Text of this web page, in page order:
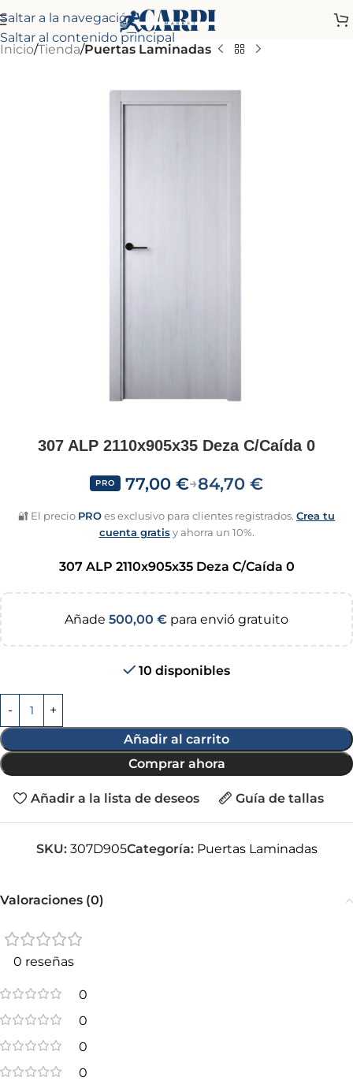
Saltar a la navegación
Saltar al contenido principal
Inicio Tienda Puertas Laminadas
307 ALP 2110x905x35 Deza C/Caída 0
PRO 77,00 €→84,70 €
🔐 El precio PROes exclusivo para clientes registrados. Crea tu
cuenta gratisy ahorra un 10%.
307 ALP 2110x905x35 Deza C/Caída 0
Añade 500,00 € para envió gratuito
10 disponibles
Añadir al carrito
Comprar ahora
Añadir a la lista de deseos Guía de tallas
SKU: 307D905Categoría: Puertas Laminadas
Valoraciones (0)
0 reseñas
0
0
0
0